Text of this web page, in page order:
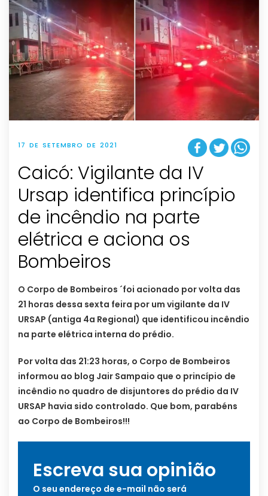
17 DE SETEMBRO DE 2021
Caicó: Vigilante da IV
Ursap identifica princípio
de incêndio na parte
elétrica e aciona os
Bombeiros
O Corpo de Bombeiros ´foi acionado por volta das
21 horas dessa sexta feira por um vigilante da IV
URSAP (antiga 4a Regional) que identificou incêndio
na parte elétrica interna do prédio.
Por volta das 21:23 horas, o Corpo de Bombeiros
informou ao blog Jair Sampaio que o princípio de
incêndio no quadro de disjuntores do prédio da IV
URSAP havia sido controlado. Que bom, parabéns
ao Corpo de Bombeiros!!!
Escreva sua opinião
O seu endereço de e-mail não será